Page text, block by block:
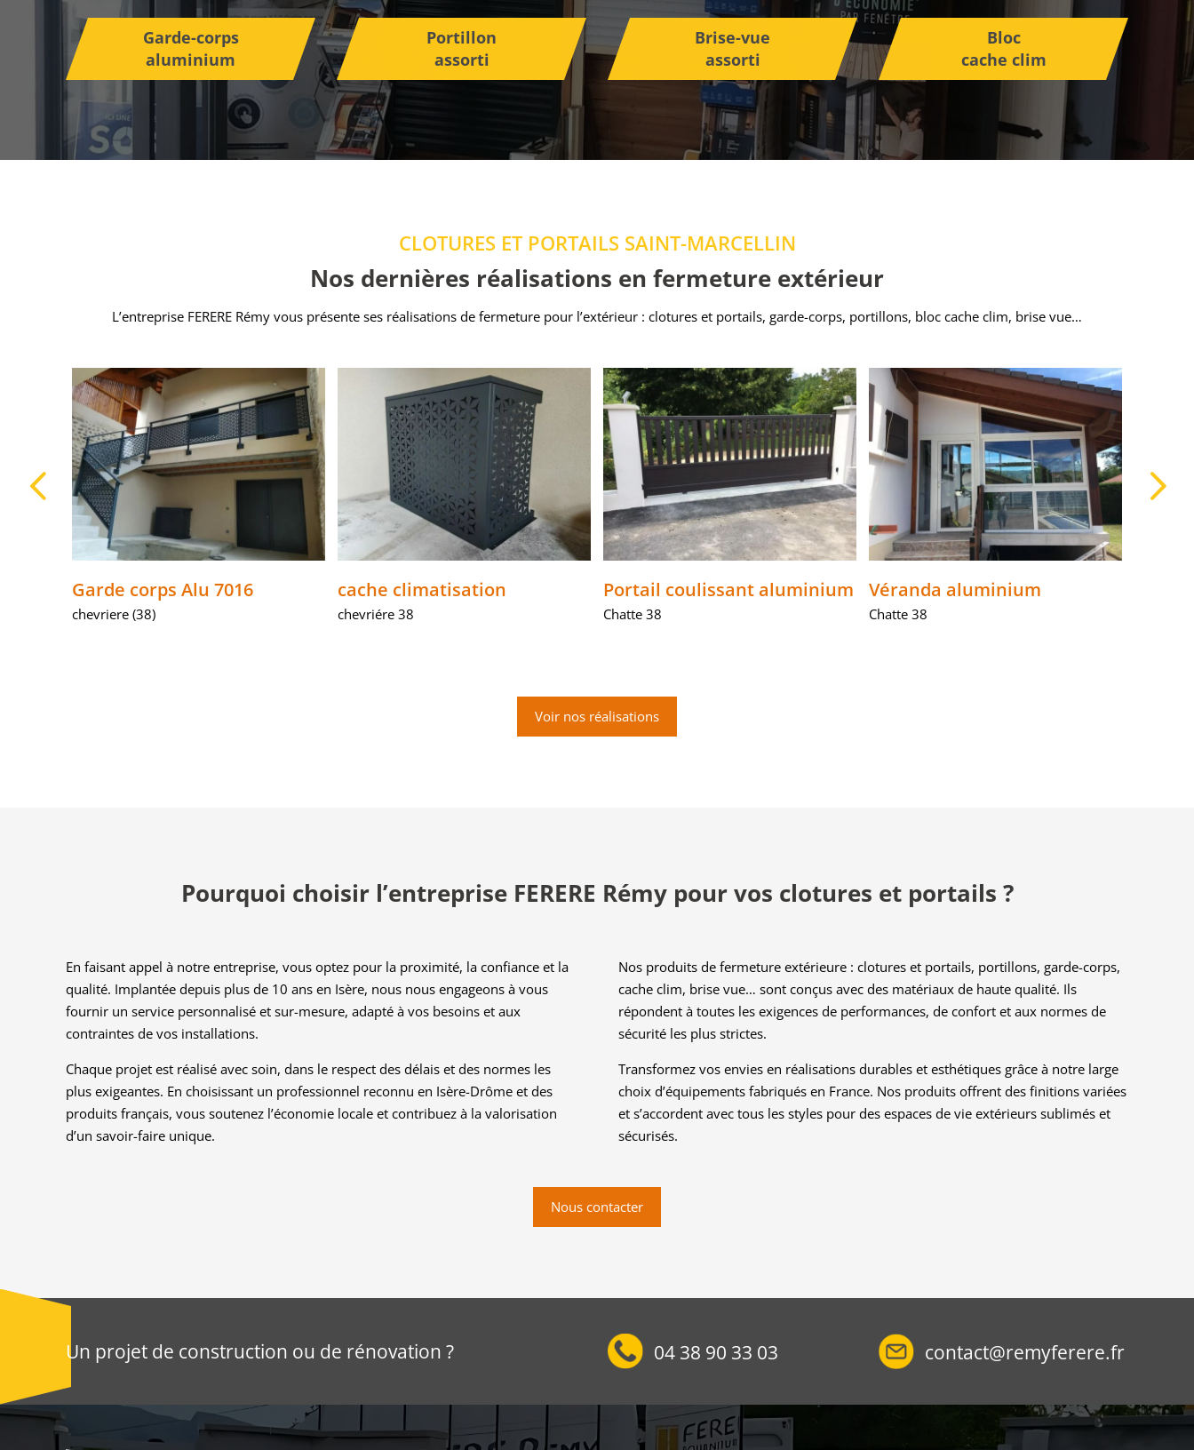
Garde-corps
aluminium
Portillon
assorti
Brise-vue
assorti
Bloc
cache clim
CLOTURES ET PORTAILS SAINT-MARCELLIN
Nos dernières réalisations en fermeture extérieur
L’entreprise FERERE Rémy vous présente ses réalisations de fermeture pour l’extérieur : clotures et portails, garde-corps, portillons, bloc cache clim, brise vue…
Garde corps Alu 7016
chevriere (38)
cache climatisation
chevriére 38
Portail coulissant aluminium
Chatte 38
Véranda aluminium
Chatte 38
Voir nos réalisations
Pourquoi choisir l’entreprise FERERE Rémy pour vos clotures et portails ?
En faisant appel à notre entreprise, vous optez pour la proximité, la confiance et la
qualité. Implantée depuis plus de 10 ans en Isère, nous nous engageons à vous
fournir un service personnalisé et sur-mesure, adapté à vos besoins et aux
contraintes de vos installations.
Chaque projet est réalisé avec soin, dans le respect des délais et des normes les
plus exigeantes. En choisissant un professionnel reconnu en Isère-Drôme et des
produits français, vous soutenez l’économie locale et contribuez à la valorisation
d’un savoir-faire unique.
Nos produits de fermeture extérieure : clotures et portails, portillons, garde-corps,
cache clim, brise vue… sont conçus avec des matériaux de haute qualité. Ils
répondent à toutes les exigences de performances, de confort et aux normes de
sécurité les plus strictes.
Transformez vos envies en réalisations durables et esthétiques grâce à notre large
choix d’équipements fabriqués en France. Nos produits offrent des finitions variées
et s’accordent avec tous les styles pour des espaces de vie extérieurs sublimés et
sécurisés.
Nous contacter
Un projet de construction ou de rénovation ? 04 38 90 33 03 contact@remyferere.fr